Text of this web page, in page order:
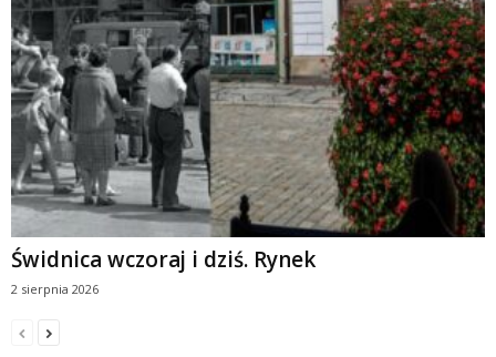
Świdnica wczoraj i dziś. Rynek
2 sierpnia 2026